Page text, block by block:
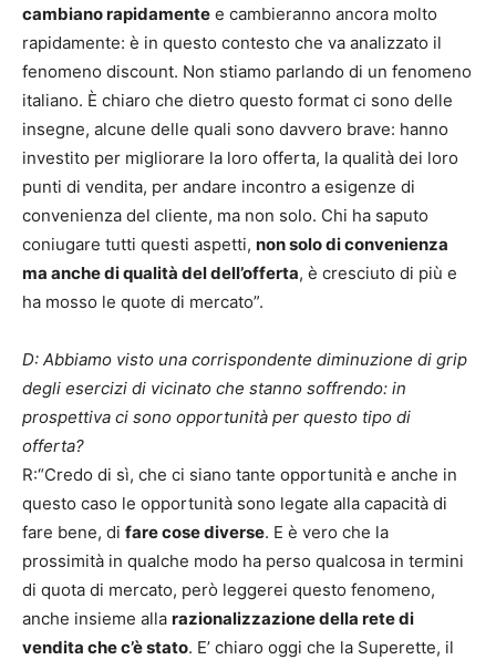
cambiano rapidamente e cambieranno ancora molto
rapidamente: è in questo contesto che va analizzato il
fenomeno discount. Non stiamo parlando di un fenomeno
italiano. È chiaro che dietro questo format ci sono delle
insegne, alcune delle quali sono davvero brave: hanno
investito per migliorare la loro offerta, la qualità dei loro
punti di vendita, per andare incontro a esigenze di
convenienza del cliente, ma non solo. Chi ha saputo
coniugare tutti questi aspetti, non solo di convenienza
ma anche di qualità del dell’offerta, è cresciuto di più e
ha mosso le quote di mercato”.
D: Abbiamo visto una corrispondente diminuzione di grip
degli esercizi di vicinato che stanno soffrendo: in
prospettiva ci sono opportunità per questo tipo di
offerta?
R:“Credo di sì, che ci siano tante opportunità e anche in
questo caso le opportunità sono legate alla capacità di
fare bene, di fare cose diverse. E è vero che la
prossimità in qualche modo ha perso qualcosa in termini
di quota di mercato, però leggerei questo fenomeno,
anche insieme alla razionalizzazione della rete di
vendita che c’è stato. E’ chiaro oggi che la Superette, il